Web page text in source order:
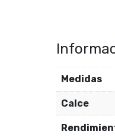
Medidas
Calce